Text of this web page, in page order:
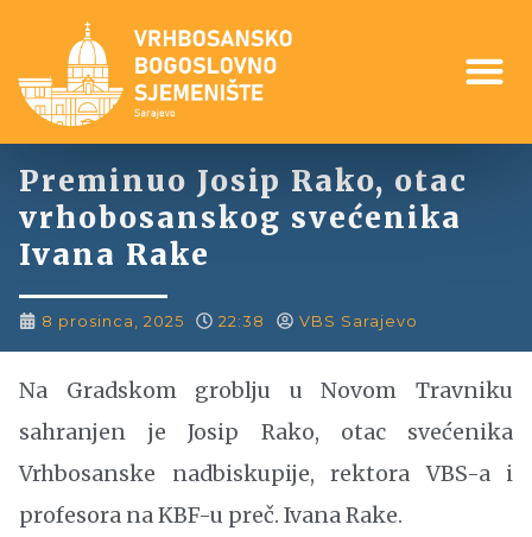
Preminuo Josip Rako, otac
vrhobosanskog svećenika
Ivana Rake
8 prosinca, 2025 22:38 VBS Sarajevo
Na Gradskom groblju u Novom Travniku
sahranjen je Josip Rako, otac svećenika
Vrhbosanske nadbiskupije, rektora VBS-a i
profesora na KBF-u preč. Ivana Rake.